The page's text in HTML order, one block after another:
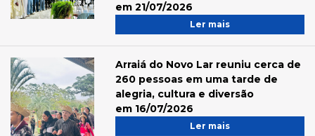
em 21/07/2026
Ler mais
Arraiá do Novo Lar reuniu cerca de
260 pessoas em uma tarde de
alegria, cultura e diversão
em 16/07/2026
Ler mais